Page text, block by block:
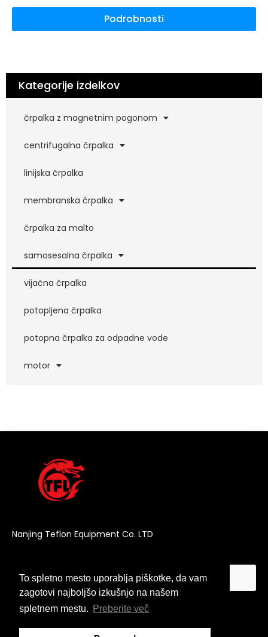
To spletno mesto uporablja piškotke, da vam
zagotovi najboljšo izkušnjo na našem
spletnem mestu. Preberite več
To spletno mesto uporablja piškotke, da vam
zagotovi najboljšo izkušnjo na našem
spletnem mestu. Preberite več
Kategorije izdelkov
črpalka z magnetnim pogonom
centrifugalna črpalka
linijska črpalka
membranska črpalka
črpalka za malto
samosesalna črpalka
vijačna črpalka
potopljena črpalka
potopna črpalka za odpadne vode
motor
za vse vrste kislin, alkalij, soli, organskih topil prevoza.
Magnetna črpalka serije ZFT s samosesavanjem v celoti
posrednega prenosa in popolno odpravo pojava kapljanja.
Podrobnosti
Nanjing Teflon Equipment Co. LTD